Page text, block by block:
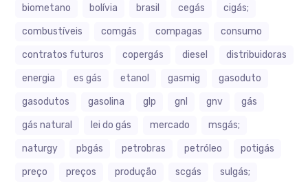
biometano
bolívia brasil cegás
cigás;
combustíveis
comgás compagas
consumo
contratos futuros
copergás diesel
distribuidoras
energia
es gás etanol gasmig
gasoduto
gasodutos
gasolina glp gnl gnv
gás
gás natural
lei do gás mercado
msgás;
naturgy
pbgás petrobras petróleo
potigás
preço
preços produção scgás
sulgás;